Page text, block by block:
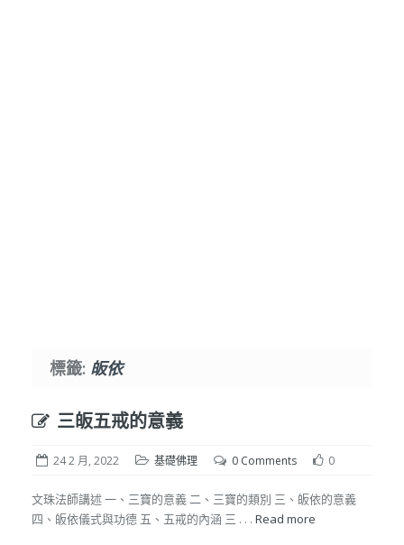
標籤: 皈依
三皈五戒的意義
24 2 月, 2022 基礎佛理 0 Comments 0
文珠法師講述 一、三寶的意義 二、三寶的類別 三、皈依的意義
四、皈依儀式與功德 五、五戒的內涵 三 . . . Read more